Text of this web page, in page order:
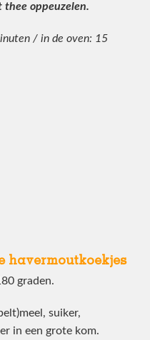
thee oppeuzelen.
/ in de oven: 15
havermoutkoekjes
graden.
suiker,
in een grote kom.